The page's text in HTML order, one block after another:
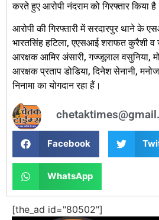
करते हुए आरोपी नंदराम को गिरफ्तार किया
आरोपी की गिरफ्तारी में सरदारपुर थाने के
भारतसिंह हटिला, एएसआई शराफत कुरैशी व
आरक्षक आमिर अंसारी, गज्जूलाल वसुनिया,
आरक्षक प्रताप डोडिया, दिनेश सेनानी,
निनामा का योगदान रहा हैं।
Facebook
WhatsApp
[the_ad id="80502"]